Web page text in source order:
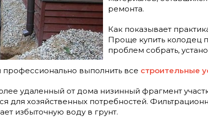
ремонта.
Как показывает
Проще купить колодец
проблем собрать,
выполнить все строительные
удаленный от дома низинный фрагмент
для хозяйственных потребностей.
избыточную воду в грунт.